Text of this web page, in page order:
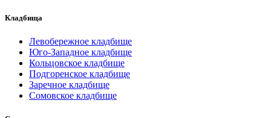
Кладбища
Левобережное кладбище
Юго-Западное кладбище
Кольцовское кладбище
Подгоренское кладбище
Заречное кладбище
Сомовское кладбище